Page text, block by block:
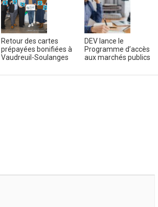
Retour des cartes
prépayées bonifiées à
Vaudreuil-Soulanges
DEV lance le
Programme d’accès
aux marchés publics